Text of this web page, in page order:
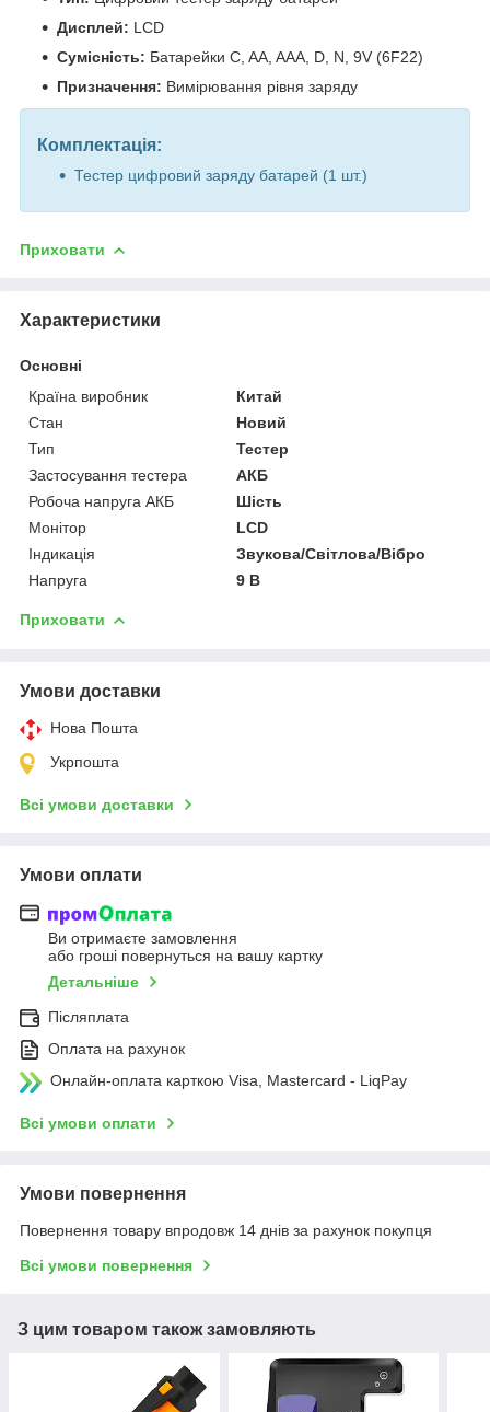
Дисплей: LCD
Сумісність: Батарейки C, AA, AAA, D, N, 9V (6F22)
Призначення: Вимірювання рівня заряду
Комплектація:
Тестер цифровий заряду батарей (1 шт.)
Приховати
Характеристики
Основні
Країна виробник
Китай
Стан
Новий
Тип
Тестер
Застосування тестера
АКБ
Робоча напруга АКБ
Шість
Монітор
LCD
Індикація
Звукова/Світлова/Вібро
Напруга
9 В
Приховати
Умови доставки
Нова Пошта
Укрпошта
Всі умови доставки
Умови оплати
Ви отримаєте замовлення
або гроші повернуться на вашу картку
Детальніше
Післяплата
Оплата на рахунок
Онлайн-оплата карткою Visa, Mastercard - LiqPay
Всі умови оплати
Умови повернення
Повернення товару впродовж 14 днів за рахунок покупця
Всі умови повернення
З цим товаром також замовляють